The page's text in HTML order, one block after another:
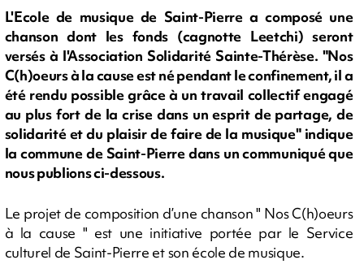
L'Ecole de musique de Saint-Pierre a composé une
chanson dont les fonds (cagnotte Leetchi) seront
versés à l'Association Solidarité Sainte-Thérèse. "Nos
C(h)oeurs à la cause est né pendant le confinement, il a
été rendu possible grâce à un travail collectif engagé
au plus fort de la crise dans un esprit de partage, de
solidarité et du plaisir de faire de la musique" indique
la commune de Saint-Pierre dans un communiqué que
nous publions ci-dessous.
Le projet de composition d’une chanson " Nos C(h)oeurs
à la cause " est une initiative portée par le Service
culturel de Saint-Pierre et son école de musique.